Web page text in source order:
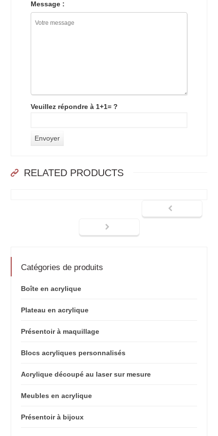
Message :
Veuillez répondre à 1+1= ?
RELATED PRODUCTS
Catégories de produits
Boîte en acrylique
Plateau en acrylique
Présentoir à maquillage
Blocs acryliques personnalisés
Acrylique découpé au laser sur mesure
Meubles en acrylique
Présentoir à bijoux